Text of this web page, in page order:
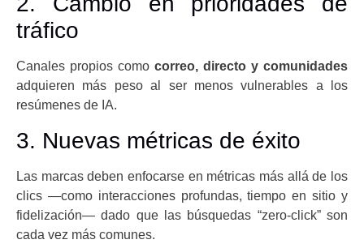
tráfico
Canales propios como correo, directo y comunidades
adquieren más peso al ser menos vulnerables a los
resúmenes de IA.
3. Nuevas métricas de éxito
Las marcas deben enfocarse en métricas más allá de los
clics —como interacciones profundas, tiempo en sitio y
fidelización— dado que las búsquedas “zero-click” son
cada vez más comunes.